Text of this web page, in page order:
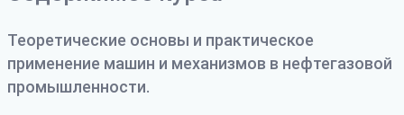
Теоретические основы и практическое
применение машин и механизмов в нефтегазовой
промышленности.